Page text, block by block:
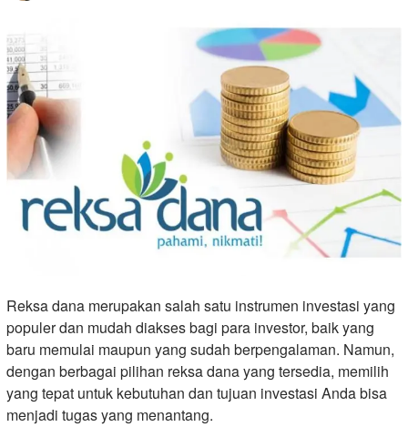
Reksa dana merupakan salah satu instrumen investasi yang
populer dan mudah diakses bagi para investor, baik yang
baru memulai maupun yang sudah berpengalaman. Namun,
dengan berbagai pilihan reksa dana yang tersedia, memilih
yang tepat untuk kebutuhan dan tujuan investasi Anda bisa
menjadi tugas yang menantang.